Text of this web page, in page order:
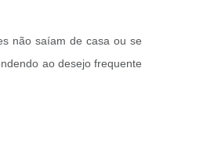
não saíam de casa ou se
ao desejo frequente